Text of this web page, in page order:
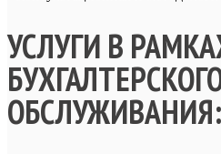
УСЛУГИ В
ОБСЛУЖИВАНИЯ: